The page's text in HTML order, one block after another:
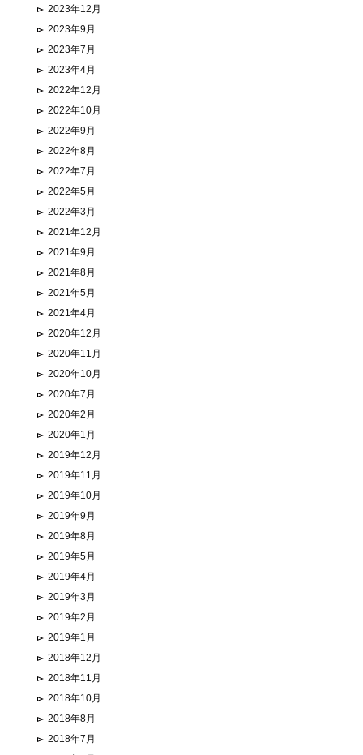
2023年12月
2023年9月
2023年7月
2023年4月
2022年12月
2022年10月
2022年9月
2022年8月
2022年7月
2022年5月
2022年3月
2021年12月
2021年9月
2021年8月
2021年5月
2021年4月
2020年12月
2020年11月
2020年10月
2020年7月
2020年2月
2020年1月
2019年12月
2019年11月
2019年10月
2019年9月
2019年8月
2019年5月
2019年4月
2019年3月
2019年2月
2019年1月
2018年12月
2018年11月
2018年10月
2018年8月
2018年7月